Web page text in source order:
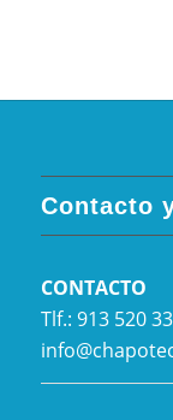
Contacto
CONTACTO
Tlf.: 913 520